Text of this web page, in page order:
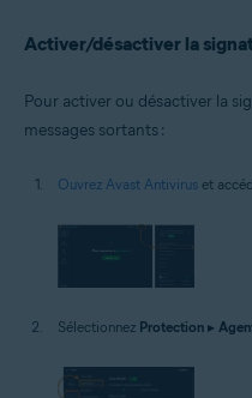
Activer/désactiver la
Pour activer ou désactiver la
messages sortants :
Ouvrez Avast Antivirus et
Sélectionnez Protection ▸